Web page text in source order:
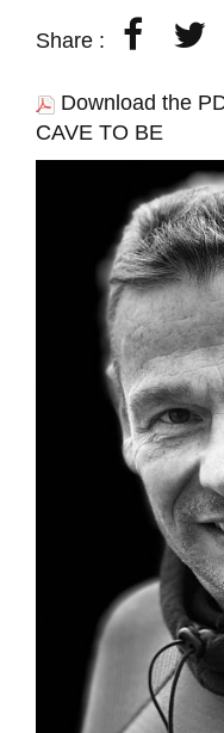
Share :
Download the
CAVE TO BE